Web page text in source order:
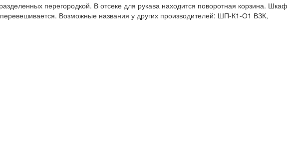
перегородкой. В отсеке для рукава находится поворотная корзина. Шкаф
Возможные названия у других производителей: ШП-К1-О1 ВЗК,